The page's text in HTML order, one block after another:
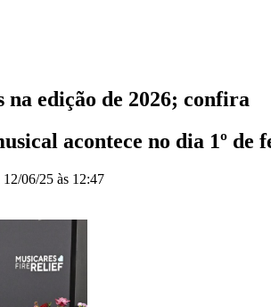
edição de 2026; confira
acontece no dia 1º de
12/06/25 às 12:47